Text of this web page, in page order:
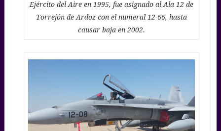
Ejército del Aire en 1995, fue asignado al Ala 12 de
Torrejón de Ardoz con el numeral 12-66, hasta
causar baja en 2002.